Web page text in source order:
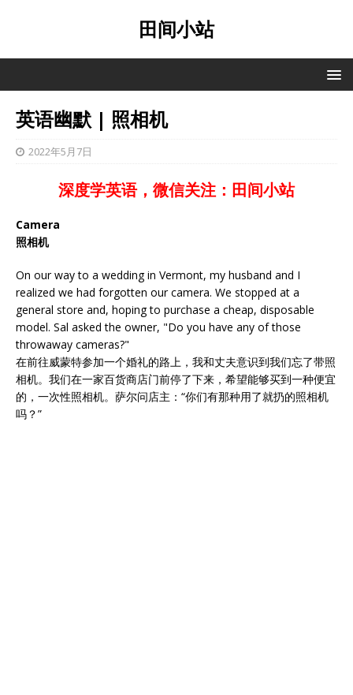
田间小站
英语幽默 | 照相机
2022年5月7日
深度学英语，微信关注：田间小站
Camera
照相机
On our way to a wedding in Vermont, my husband and I
realized we had forgotten our camera. We stopped at a
general store and, hoping to purchase a cheap, disposable
model. Sal asked the owner, "Do you have any of those
throwaway cameras?"
在前往威蒙特参加一个婚礼的路上，我和丈夫意识到我们忘了带照
相机。我们在一家百货商店门前停了下来，希望能够买到一种便宜
的，一次性照相机。萨尔问店主：“你们有那种用了就扔的照相机
吗？”